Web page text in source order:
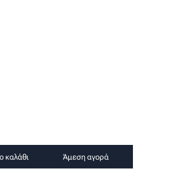
καλάθι Άμεση αγορά